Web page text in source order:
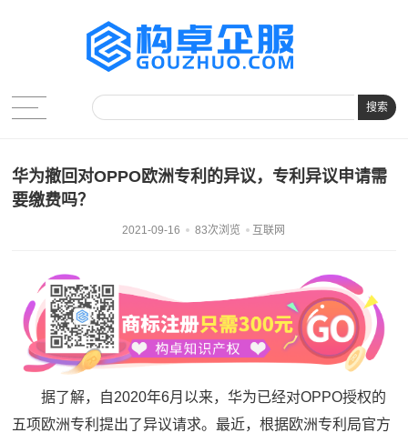
搜索
华为撤回对OPPO欧洲专利的异议，专利异议申请需
要缴费吗？
2021-09-16 83次浏览 互联网
据了解，自2020年6月以来，华为已经对OPPO授权的
五项欧洲专利提出了异议请求。最近，根据欧洲专利局官方